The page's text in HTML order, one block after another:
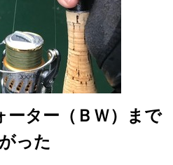
ーター（ＢＷ）まで
った